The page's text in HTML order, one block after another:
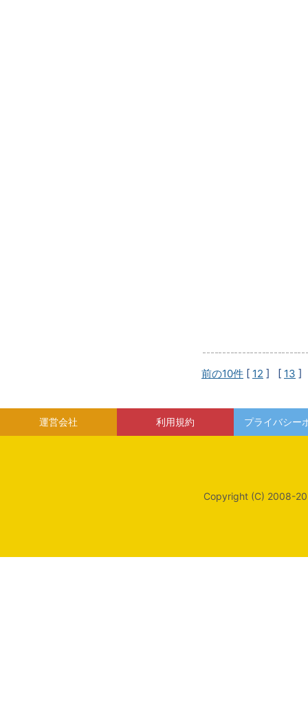
前の10件 [ 12 ] [ 13 ]
運営会社 利用規約 プライバシー
Copyright (C) 2008-